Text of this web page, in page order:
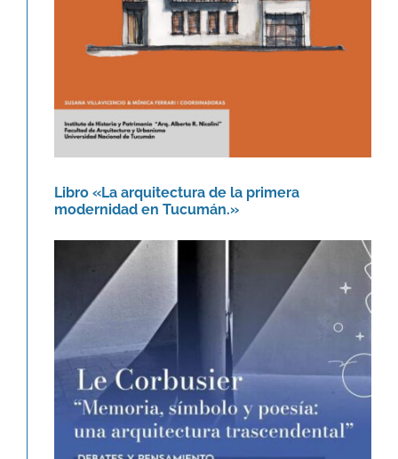
Libro «La arquitectura de la primera
modernidad en Tucumán.»
Le Corbusier. Memoria, símbolo y
poesía: una arquitectura
trascendental.